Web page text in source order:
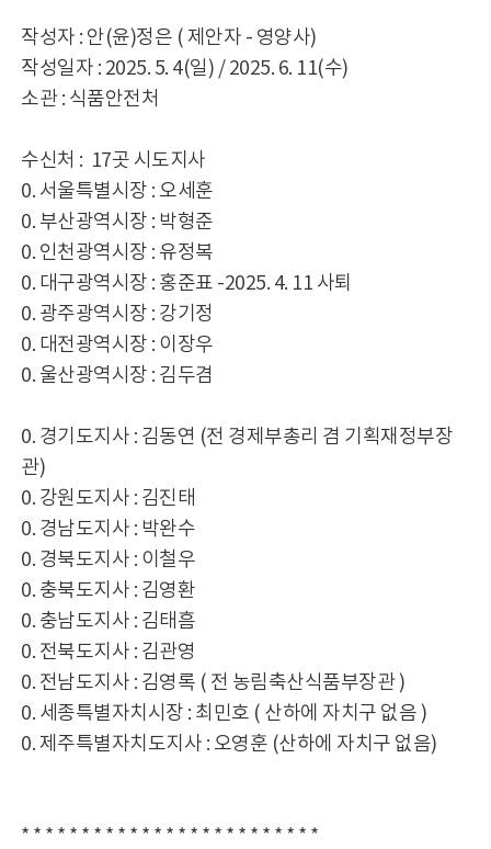
작성자 : 안(윤)정은 ( 제안자 - 영양사)
작성일자 : 2025. 5. 4(일) / 2025. 6. 11(수)
소관 : 식품안전처
수신처 : 17곳 시도지사
0. 서울특별시장 : 오세훈
0. 부산광역시장 : 박형준
0. 인천광역시장 : 유정복
0. 대구광역시장 : 홍준표 -2025. 4. 11 사퇴
0. 광주광역시장 : 강기정
0. 대전광역시장 : 이장우
0. 울산광역시장 : 김두겸
0. 경기도지사 : 김동연 (전 경제부총리 겸 기획재정부장
관)
0. 강원도지사 : 김진태
0. 경남도지사 : 박완수
0. 경북도지사 : 이철우
0. 충북도지사 : 김영환
0. 충남도지사 : 김태흠
0. 전북도지사 : 김관영
0. 전남도지사 : 김영록 ( 전 농림축산식품부장관 )
0. 세종특별자치시장 : 최민호 ( 산하에 자치구 없음 )
0. 제주특별자치도지사 : 오영훈 (산하에 자치구 없음)
* * * * * * * * * * * * * * * * * * * * * * * * *